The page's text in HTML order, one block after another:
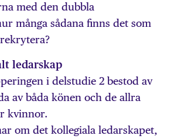
med den dubbla
många sådana finns det som
ledarskap
i delstudie 2 bestod av
av båda könen och de allra
kvinnor.
om det kollegiala ledarskapet,